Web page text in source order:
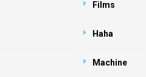
Films
Haha
Machine